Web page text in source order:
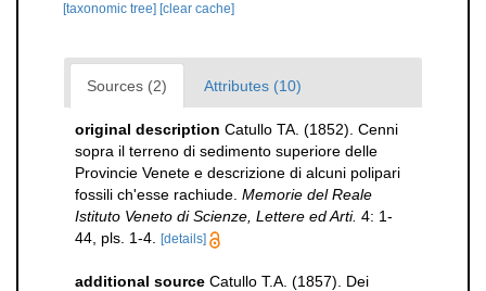
[taxonomic tree] [clear cache]
Sources (2) Attributes (10)
original description Catullo TA. (1852). Cenni
sopra il terreno di sedimento superiore delle
Provincie Venete e descrizione di alcuni polipari
fossili ch'esse rachiude. Memorie del Reale
Istituto Veneto di Scienze, Lettere ed Arti. 4: 1-
44, pls. 1-4.
[details]
additional source Catullo T.A. (1857). Dei